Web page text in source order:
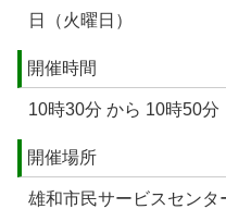
日（火曜日）
開催時間
10時30分 から 10時50分
開催場所
雄和市民サービスセンタ